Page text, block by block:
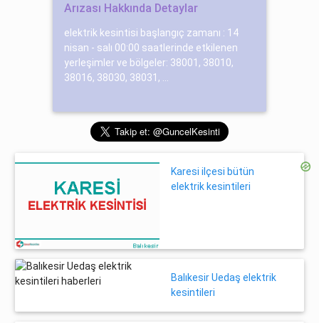
Arızası Hakkında Detaylar
elektrik kesintisi başlangıç zamanı : 14
nisan - salı 00:00 saatlerinde etkilenen
yerleşimler ve bölgeler: 38001, 38010,
38016, 38030, 38031, ...
Karesi ilçesi bütün
elektrik kesintileri
Balıkesir Uedaş elektrik
kesintileri